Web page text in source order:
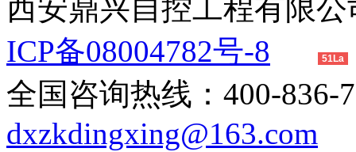
西安鼎兴自控工程有
ICP备08004782号-8
51La
全国咨询热线：400-
dxzkdingxing@163.com